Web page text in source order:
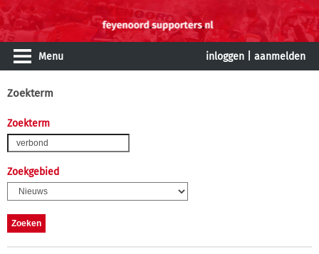
Menu inloggen aanmelden
Zoekterm
Zoekterm
Zoekgebied